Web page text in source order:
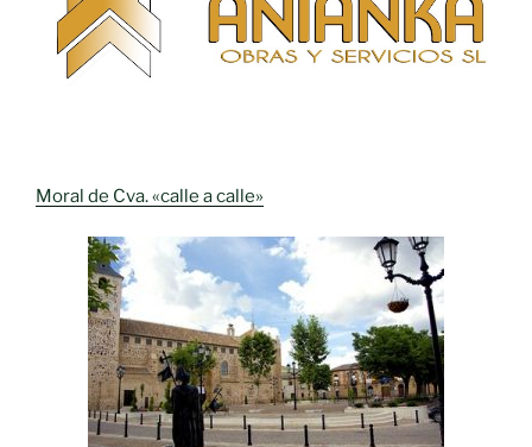
Moral de Cva. «calle a calle»